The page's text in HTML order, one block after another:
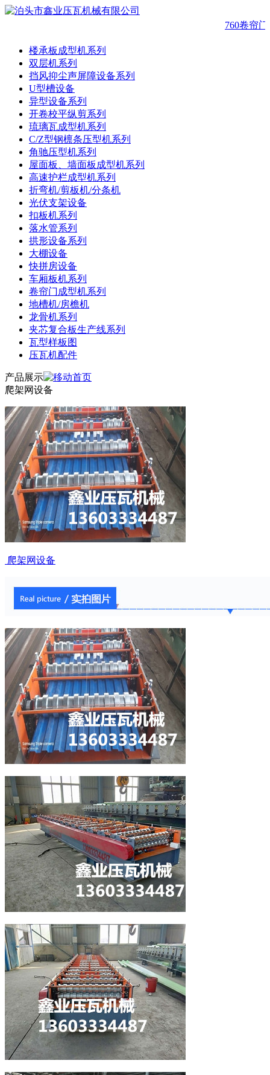
760卷帘门
楼承板成型机系列
双层机系列
挡风抑尘声屏障设备系列
U型槽设备
异型设备系列
开卷校平纵剪系列
琉璃瓦成型机系列
C/Z型钢檩条压型机系列
角驰压型机系列
屋面板、墙面板成型机系列
高速护栏成型机系列
折弯机/剪板机/分条机
光伏支架设备
扣板机系列
落水管系列
拱形设备系列
大棚设备
快拼房设备
车厢板机系列
卷帘门成型机系列
地槽机/房檐机
龙骨机系列
夹芯复合板生产线系列
瓦型样板图
压瓦机配件
产品展示
爬架网设备
爬架网设备